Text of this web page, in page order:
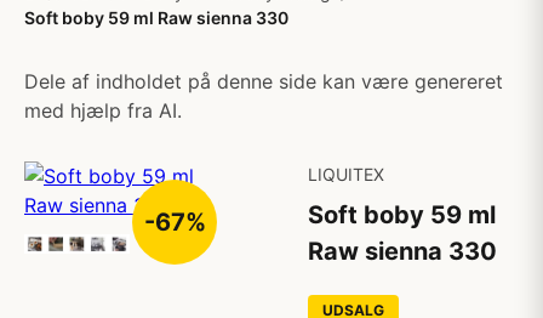
Soft boby 59 ml Raw sienna 330
Dele af indholdet på denne side kan være genereret
med hjælp fra AI.
-67%
LIQUITEX
Soft boby 59 ml
Raw sienna 330
UDSALG